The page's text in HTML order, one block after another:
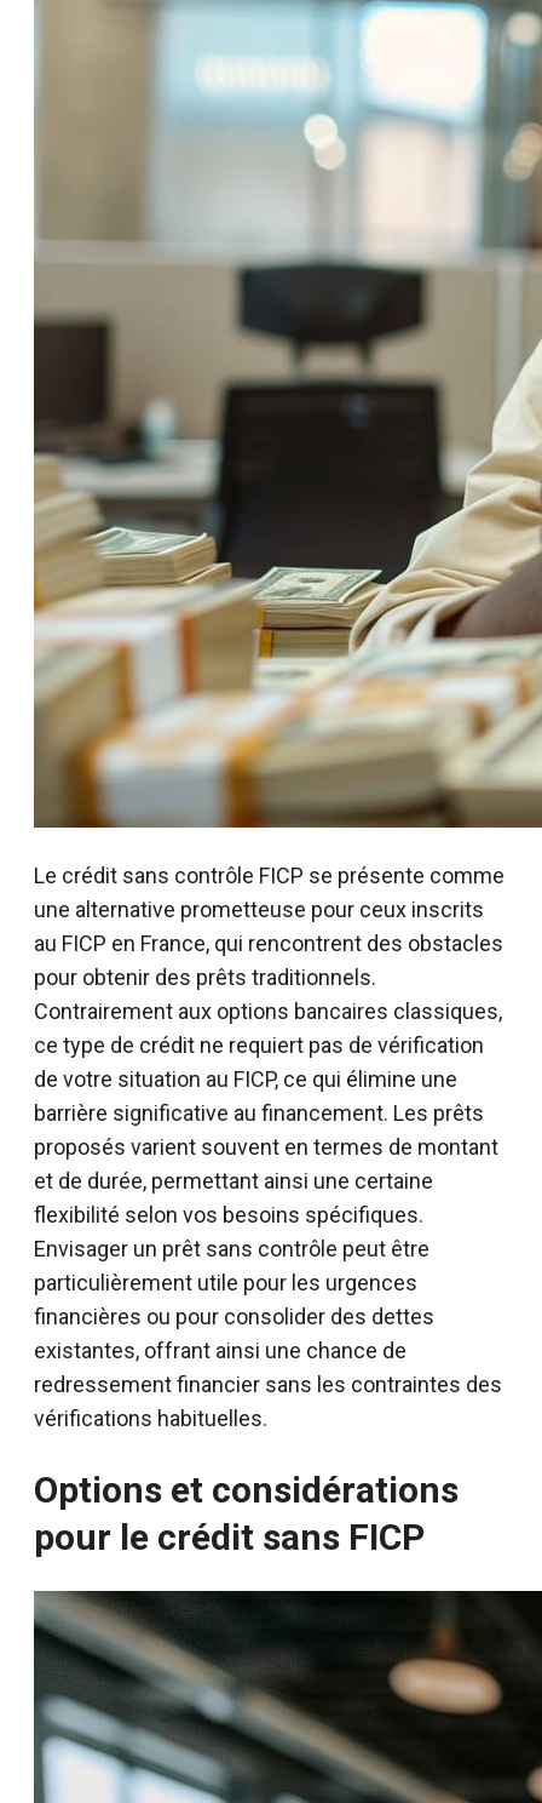
Le crédit sans contrôle FICP se présente comme
une alternative prometteuse pour ceux inscrits
au FICP en France, qui rencontrent des obstacles
pour obtenir des prêts traditionnels.
Contrairement aux options bancaires classiques,
ce type de crédit ne requiert pas de vérification
de votre situation au FICP, ce qui élimine une
barrière significative au financement. Les prêts
proposés varient souvent en termes de montant
et de durée, permettant ainsi une certaine
flexibilité selon vos besoins spécifiques.
Envisager un prêt sans contrôle peut être
particulièrement utile pour les urgences
financières ou pour consolider des dettes
existantes, offrant ainsi une chance de
redressement financier sans les contraintes des
vérifications habituelles.
Options et considérations
pour le crédit sans FICP